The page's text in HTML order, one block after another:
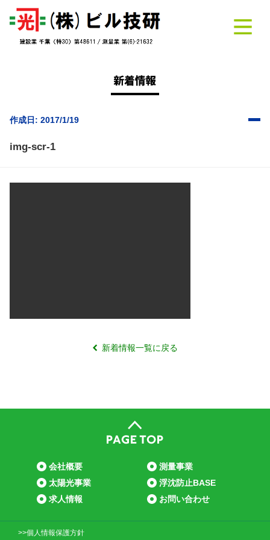
作成日: 2017/1/19
img-scr-1
新着情報一覧に戻る
会社概要
測量事業
太陽光事業
浮沈防止BASE
求人情報
お問い合わせ
>>個人情報保護方針